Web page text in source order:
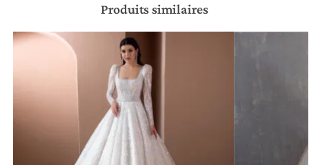
Produits similaires